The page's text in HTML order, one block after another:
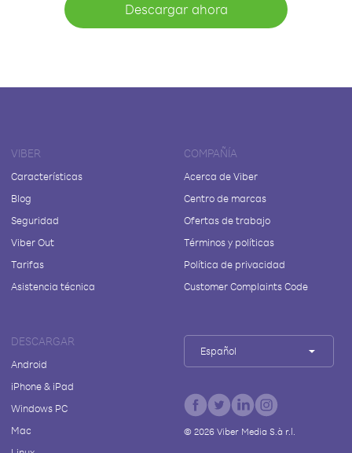
Descargar ahora
VIBER
Características
Blog
Seguridad
Viber Out
Tarifas
Asistencia técnica
COMPAÑÍA
Acerca de Viber
Centro de marcas
Ofertas de trabajo
Términos y políticas
Política de privacidad
Customer Complaints Code
DESCARGAR
Android
iPhone & iPad
Windows PC
Mac
Español
© 2026Viber Media S.à r.l.